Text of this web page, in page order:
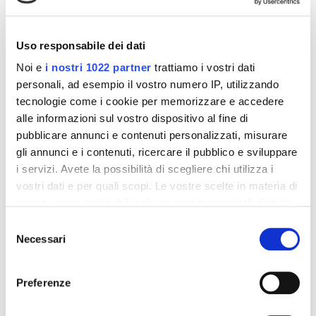
Uso responsabile dei dati
Noi e i nostri 1022 partner trattiamo i vostri dati
personali, ad esempio il vostro numero IP, utilizzando
tecnologie come i cookie per memorizzare e accedere
alle informazioni sul vostro dispositivo al fine di
pubblicare annunci e contenuti personalizzati, misurare
gli annunci e i contenuti, ricercare il pubblico e sviluppare
i servizi. Avete la possibilità di scegliere chi utilizza i
vostri dati e per quali scopi. Le vostre scelte in materia di
modificare o revocare il proprio consenso in qualsiasi
momento dalla Dichiarazione sui cookie o facendo clic
delNecessari
Preferenze
principale.
Si consiglia un ciclo di 3 mesi da ripetersi, al bisogno, più
L’assunzione è consigliata agli uomini i cui capelli
perdono di corposità e risultano assottigliati, situazioni
che possono portare ad una loro caduta e
diradamento.
Formato:
Doppia Confezione - 60 Compresse.
Dettagli del prodotto